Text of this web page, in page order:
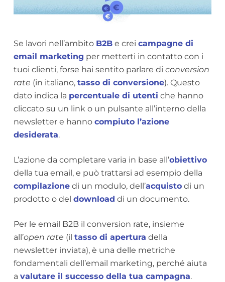
Se lavori nell’ambito B2Be crei campagne di
email marketing per metterti in contatto con i
tuoi clienti, forse hai sentito parlare di conversion
rate (in italiano, tasso di conversione). Questo
dato indica la percentuale di utenti che hanno
cliccato su un link o un pulsante all’interno della
newsletter e hanno compiuto l’azione
desiderata.
L’azione da completare varia in base all’obiettivo
della tua email, e può trattarsi ad esempio della
compilazionedi un modulo, dell’acquistodi un
prodotto o del download di un documento.
Per le email B2B il conversion rate, insieme
all’open rate (il tasso di apertura della
newsletter inviata), è una delle metriche
fondamentali dell’email marketing, perché aiuta
a valutare il successo della tua campagna.